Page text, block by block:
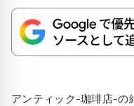
アンティック-珈琲店-